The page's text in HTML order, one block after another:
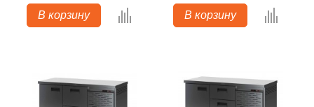
В корзину
В корзину